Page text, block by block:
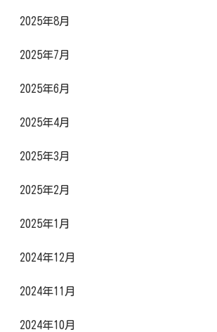
2025年8月
2025年7月
2025年6月
2025年4月
2025年3月
2025年2月
2025年1月
2024年12月
2024年11月
2024年10月